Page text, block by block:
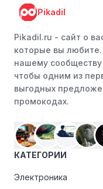
Pikadil
Pikadil.ru - cайт о
которые вы
нашему
чтобы одним из
выгодных
промокодах.
КАТЕГОРИИ
Электроника